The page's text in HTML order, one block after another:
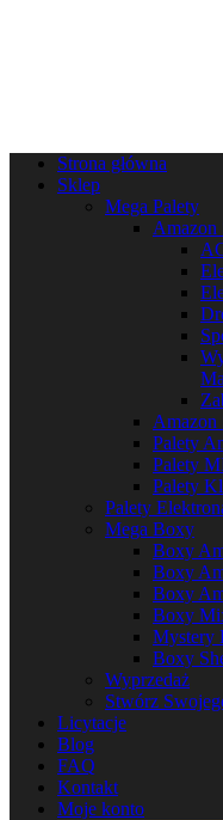
Strona główna
Sklep
Mega Palety
Amazon
Amazon
Palety
Palety
Palety
Palety
Mega Boxy
Boxy
Boxy
Boxy
Boxy
Mystery
Boxy
Wyprzedaż
Stwórz
Licytacje
Blog
FAQ
Kontakt
Moje konto